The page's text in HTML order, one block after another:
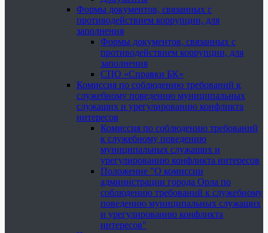
Формы документов, связанных с
противодействием коррупции, для
заполнения
Формы документов, связанных с
противодействием коррупции, для
заполнения
СПО «Справки БК»
Комиссия по соблюдению требований к
служебному поведению муниципальных
служащих и урегулированию конфликта
интересов
Комиссия по соблюдению требований
к служебному поведению
муниципальных служащих и
урегулированию конфликта интересов
Положение "О комиссии
администрации города Орла по
соблюдению требований к служебному
поведению муниципальных служащих
и урегулированию конфликта
интересов"